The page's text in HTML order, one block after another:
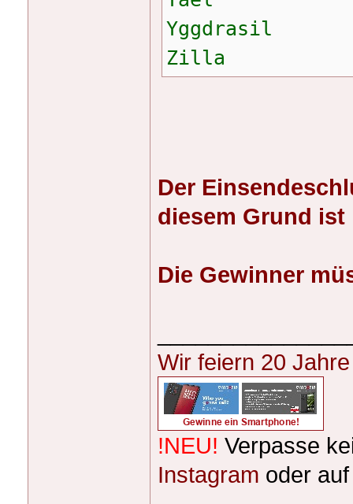
Yggdrasil
Zilla
Der
diesem Grund ist
Die Gewinner
Wir feiern 20
!NEU! Verpasse
Instagram oder